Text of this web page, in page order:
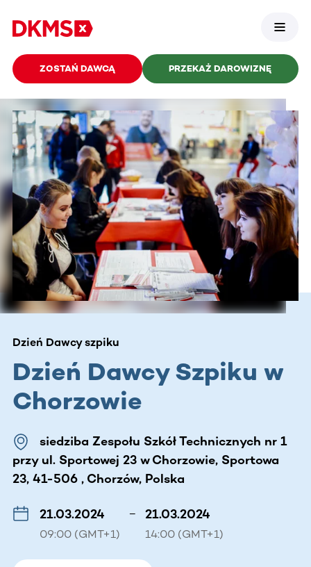
ZOSTAŃ DAWCĄ PRZEKAŻ DAROWIZNĘ
Dzień Dawcy szpiku
Dzień Dawcy Szpiku w
Chorzowie
siedziba Zespołu Szkół Technicznych nr 1
przy ul. Sportowej 23 w Chorzowie, Sportowa
23, 41-506 , Chorzów, Polska
21.03.2024
09:00 (GMT+1)
– 21.03.2024
14:00 (GMT+1)